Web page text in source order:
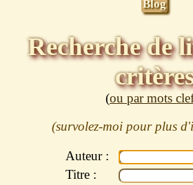
Blog
Recherche de
(ou par mots
Auteur :
Titre :